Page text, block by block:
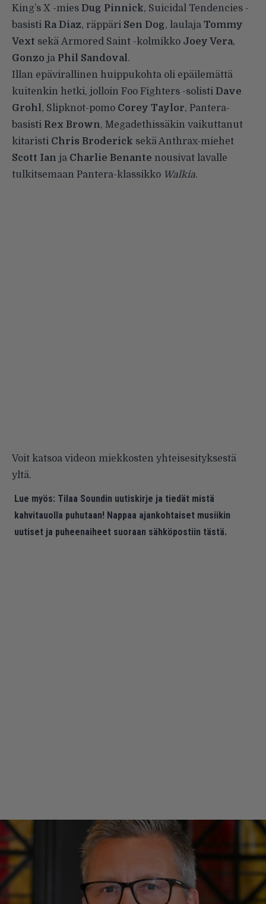
King’s X -mies Dug Pinnick, Suicidal Tendencies -
basisti Ra Diaz, räppäri Sen Dog, laulaja Tommy
Vext sekä Armored Saint -kolmikko Joey Vera,
Gonzo ja Phil Sandoval.
Illan epävirallinen huippukohta oli epäilemättä
kuitenkin hetki, jolloin Foo Fighters -solisti Dave
Grohl, Slipknot-pomo Corey Taylor, Pantera-
basisti Rex Brown, Megadethissäkin vaikuttanut
kitaristi Chris Broderick sekä Anthrax-miehet
Scott Ian ja Charlie Benante nousivat lavalle
tulkitsemaan Pantera-klassikko Walkia.
Voit katsoa videon miekkosten yhteisesityksestä
yltä.
Lue myös: Tilaa Soundin uutiskirje ja tiedät mistä
kahvitauolla puhutaan! Nappaa ajankohtaiset musiikin
uutiset ja puheenaiheet suoraan sähköpostiin tästä.